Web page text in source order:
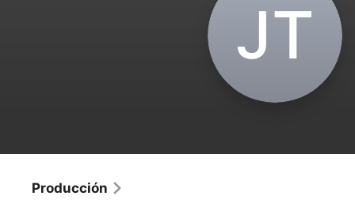
J‌T
Producción